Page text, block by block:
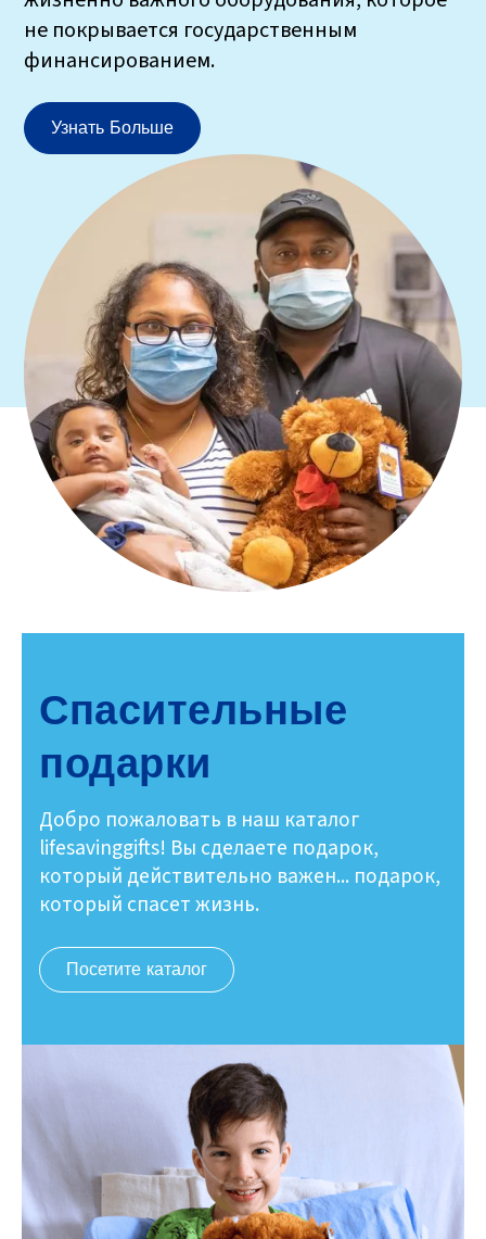
не покрывается государственным
финансированием.
Узнать Больше
Спасительные
подарки
Добро пожаловать в наш каталог
lifesavinggifts! Вы сделаете подарок,
который действительно важен... подарок,
который спасет жизнь.
Посетите каталог